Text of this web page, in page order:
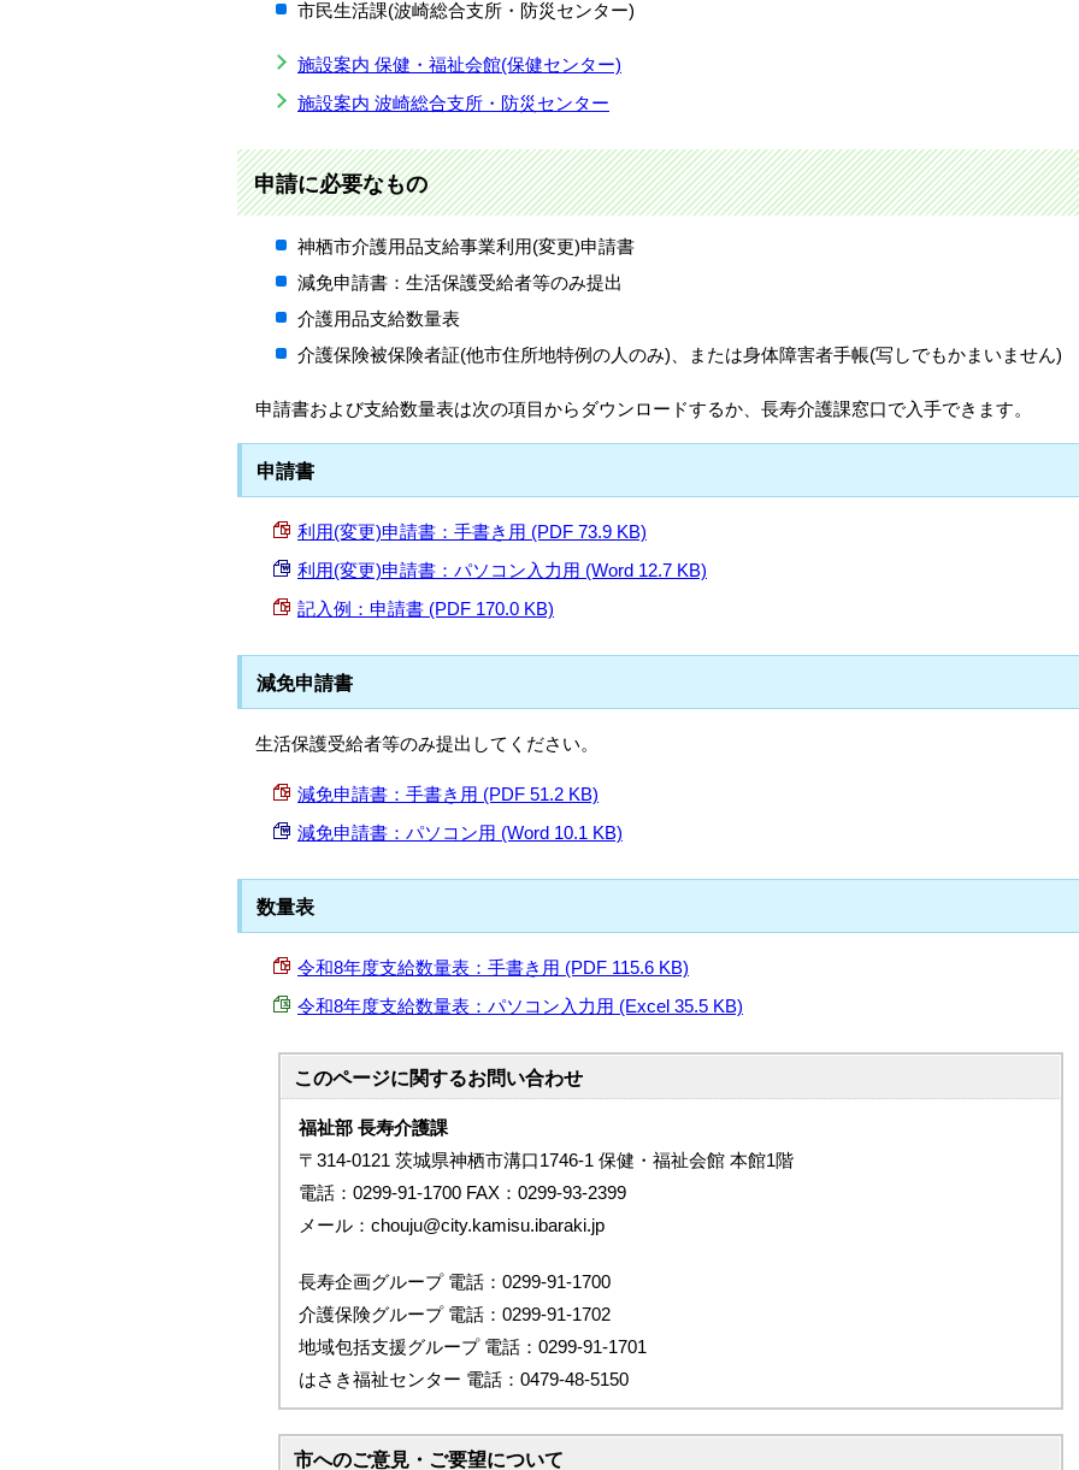
市民生活課(波崎総合支所・防災センター)
施設案内 保健・福祉会館(保健センター)
施設案内 波崎総合支所・防災センター
申請に必要なもの
神栖市介護用品支給事業利用(変更)申請書
減免申請書：生活保護受給者等のみ提出
介護用品支給数量表
介護保険被保険者証(他市住所地特例の人のみ)、または身体障害者手帳(写しでもかまいません)
申請書および支給数量表は次の項目からダウンロードするか、長寿介護課窓口で入手できます。
申請書
利用(変更)申請書：手書き用 (PDF 73.9 KB)
利用(変更)申請書：パソコン入力用 (Word 12.7 KB)
記入例：申請書 (PDF 170.0 KB)
減免申請書
生活保護受給者等のみ提出してください。
減免申請書：手書き用 (PDF 51.2 KB)
減免申請書：パソコン用 (Word 10.1 KB)
数量表
令和8年度支給数量表：手書き用 (PDF 115.6 KB)
令和8年度支給数量表：パソコン入力用 (Excel 35.5 KB)
このページに関するお問い合わせ
福祉部 長寿介護課
〒314-0121 茨城県神栖市溝口1746-1 保健・福祉会館 本館1階
電話：0299-91-1700 FAX：0299-93-2399
メール：chouju@city.kamisu.ibaraki.jp
長寿企画グループ 電話：0299-91-1700
介護保険グループ 電話：0299-91-1702
地域包括支援グループ 電話：0299-91-1701
はさき福祉センター 電話：0479-48-5150
市へのご意見・ご要望について